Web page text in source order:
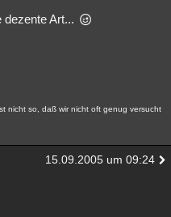
dezente Art...
nicht so, daß wir nicht oft genug versucht
15.09.2005 um 09:24